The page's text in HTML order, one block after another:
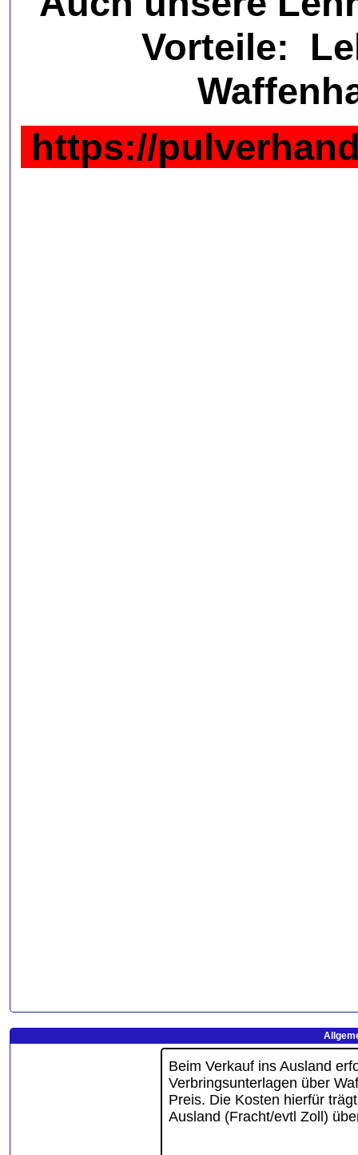
Vorteile:
https://